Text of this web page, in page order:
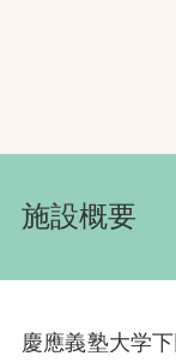
施設概要
慶應義塾大学